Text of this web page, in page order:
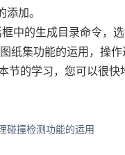
添加。
中的生成目录命令，
纸集功能的运用，操
节的学习，您可以很快
碰撞检测功能的运用